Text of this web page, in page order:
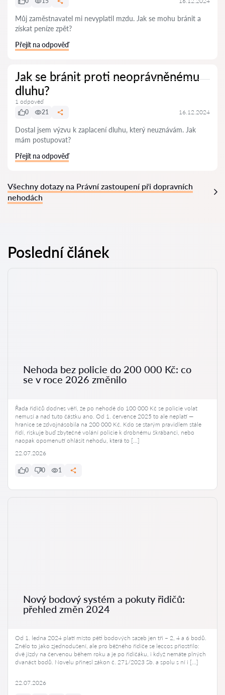
Můj zaměstnavatel mi nevyplatil mzdu. Jak se mohu bránit a
získat peníze zpět?
Přejít na odpověď
Jak se bránit proti neoprávněnému
dluhu?
1 odpověď
0
21 16.12.2024
Dostal jsem výzvu k zaplacení dluhu, který neuznávám. Jak
mám postupovat?
Přejít na odpověď
Všechny dotazy na Právní zastoupení při dopravních
nehodách
Poslední článek
Nehoda bez policie do 200 000 Kč: co
se v roce 2026 změnilo
Řada řidičů dodnes věří, že po nehodě do 100 000 Kč se policie volat
nemusí a nad tuto částku ano. Od 1. července 2025 to ale neplatí —
hranice se zdvojnásobila na 200 000 Kč. Kdo se starým pravidlem stále
řídí, riskuje buď zbytečné volání policie k drobnému škrábanci, nebo
naopak opomenutí ohlásit nehodu, která to […]
22.07.2026
0 0 1
Nový bodový systém a pokuty řidičů:
přehled změn 2024
Od 1. ledna 2024 platí místo pěti bodových sazeb jen tři – 2, 4 a 6 bodů.
Znělo to jako zjednodušení, ale pro běžného řidiče se leccos přiostřilo:
dvě jízdy na červenou během roku a je po řidičáku, i když nemáte plných
dvanáct bodů. Novelu přinesl zákon č. 271/2023 Sb. a spolu s ní i […]
22.07.2026